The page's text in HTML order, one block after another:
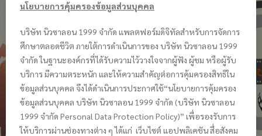
นโยบายการคุ้มครองข้อมูลส่วนบุคคล
บริษัท นิวซาลอน 1999 จำกัด แพลตฟอร์มดิจิทัลสำหรับการจัดการ
ศึกษาตลอดชีวิต ภายใต้การดำเนินการของ บริษัท นิวซาลอน 1999
จำกัด ในฐานะองค์กรที่ได้รับความไว้วางใจจากผู้ฟัง ผู้ชม หรือผู้รับ
บริการ มีความตระหนัก และให้ความสำคัญต่อการคุ้มครองสิทธิใน
ข้อมูลส่วนบุคคล จึงได้ดำเนินการประกาศใช้“นโยบายการคุ้มครอง
ข้อมูลส่วนบุคคล บริษัท นิวซาลอน 1999 จำกัด (บริษัท นิวซาลอน
1999 จำกัด Personal Data Protection Policy)” เพื่อรองรับการ
ให้บริการผ่านช่องทางต่าง ๆ ได้แก่ เว็บไซต์ แอปพลิเคชัน สื่อสังคม